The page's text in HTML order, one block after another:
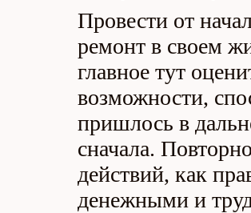
Провести от
ремонт в своем
главное тут
возможности,
пришлось в
сначала.
действий, как
денежными и